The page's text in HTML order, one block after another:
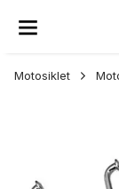
Motosiklet